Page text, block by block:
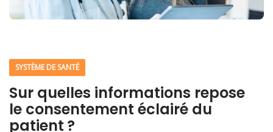
SYSTÈME DE SANTÉ
Sur quelles informations repose
le consentement éclairé du
patient ?